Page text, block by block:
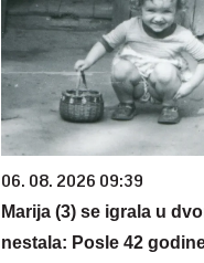
06. 08. 2026 09:39
Marija (3) se igrala u
nestala: Posle 42